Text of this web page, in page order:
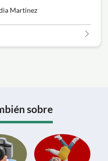
Martinez
sobre